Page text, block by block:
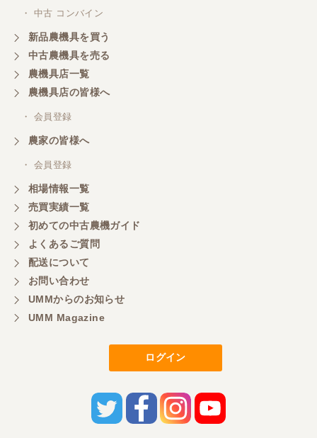
・ 中古 コンバイン
新品農機具を買う
中古農機具を売る
農機具店一覧
農機具店の皆様へ
・ 会員登録
農家の皆様へ
・ 会員登録
相場情報一覧
売買実績一覧
初めての中古農機ガイド
よくあるご質問
配送について
お問い合わせ
UMMからのお知らせ
UMM Magazine
ログイン